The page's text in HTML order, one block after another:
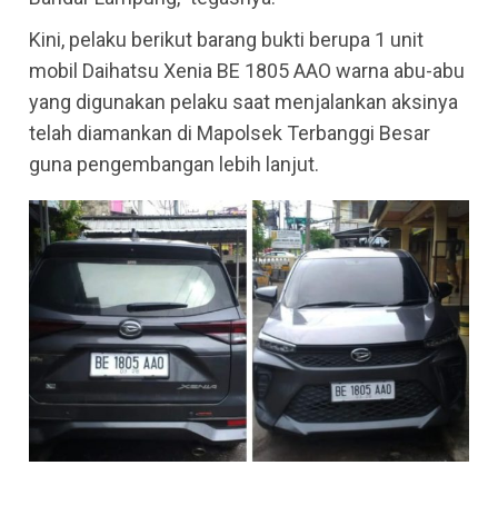
Kini, pelaku berikut barang bukti berupa 1 unit
mobil Daihatsu Xenia BE 1805 AAO warna abu-abu
yang digunakan pelaku saat menjalankan aksinya
telah diamankan di Mapolsek Terbanggi Besar
guna pengembangan lebih lanjut.